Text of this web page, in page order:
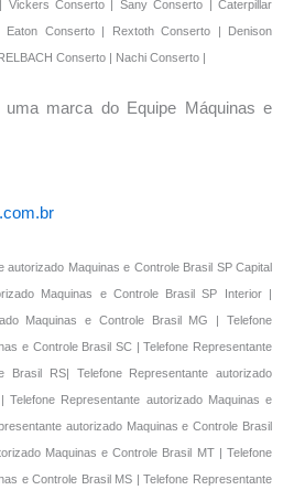
marca do Equipe Máquinas e
Maquinas e Controle Brasil SP Capital
Maquinas e Controle Brasil SP Interior |
Maquinas e Controle Brasil MG | Telefone
e Controle Brasil SC | Telefone Representante
Brasil RS| Telefone Representante autorizado
Telefone Representante autorizado Maquinas e
autorizado Maquinas e Controle Brasil
Maquinas e Controle Brasil MT | Telefone
e Controle Brasil MS | Telefone Representante